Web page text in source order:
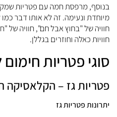
בנוסף, מרפסת חמה עם פטריות
מיוחדת ונעימה. זה לא אותו דבר כמו
חוויה של "בחוץ אבל חם", חוויה של
חוויות כאלה וחוזרים בגללן.
סוגי פטריות חימום
פטריות גז – הקלאסיקה
יתרונות פטריות גז